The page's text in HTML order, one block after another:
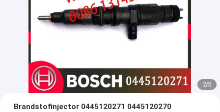
2/5
Brandstofinjector 0445120271 0445120270